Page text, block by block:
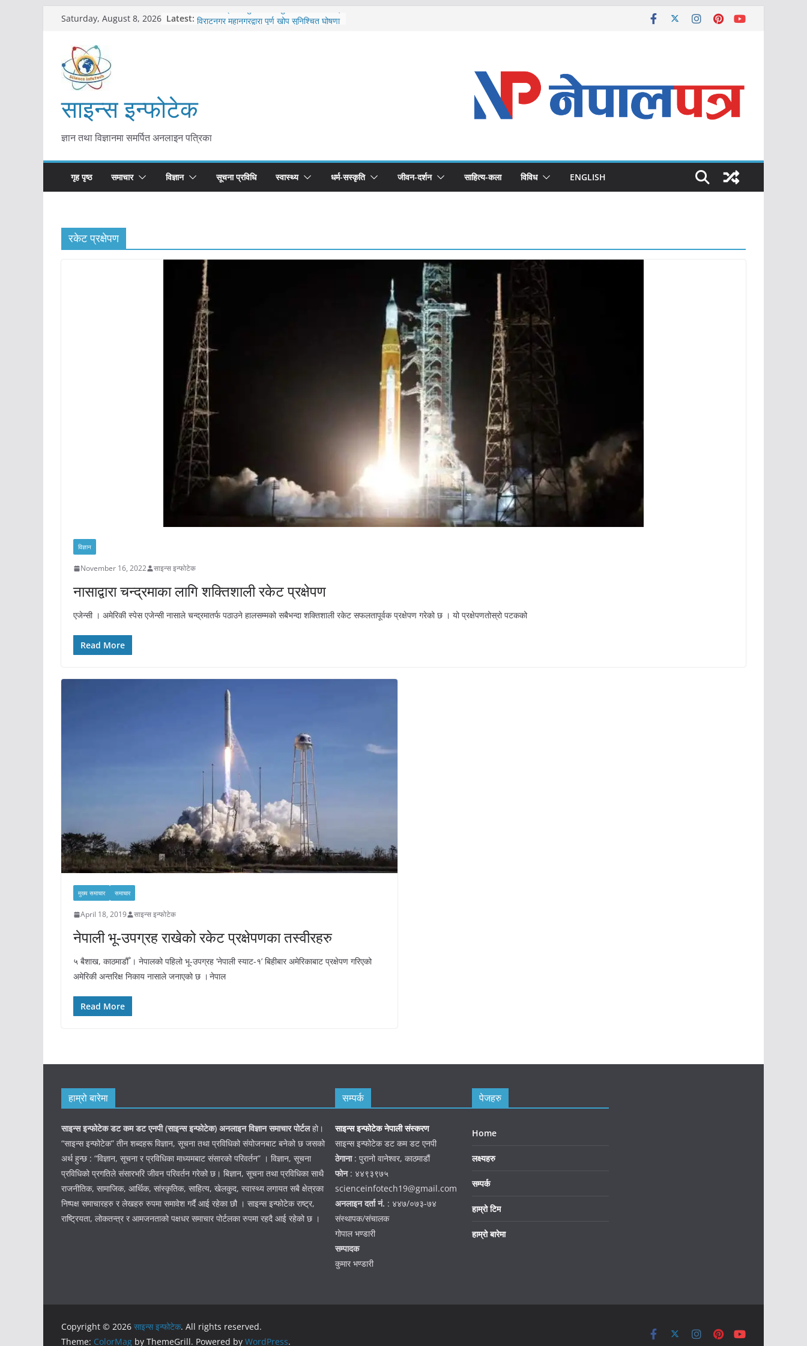
content
Saturday, August 8, 2026 Latest: कोरोना संक्रमण पुष्टिपछि दार्चुलाका सीमामा कडाइ
काभ्रेपलाञ्चोकमा आयुर्वेद स्वास्थ्योपचारतर्फ
साइन्स इन्फोटेक
ज्ञान तथा विज्ञानमा समर्पित अनलाइन पत्रिका
गृह पृष्ठ समाचार विज्ञान सूचना प्रविधि स्वास्थ्य धर्म-सस्कृति जीवन-दर्शन साहित्य-कला विविध ENGLISH
रकेट प्रक्षेपण
विज्ञान
November 16, 2022 साइन्स इन्फोटेक
नासाद्वारा चन्द्रमाका लागि शक्तिशाली रकेट प्रक्षेपण
एजेन्सी । अमेरिकी स्पेस एजेन्सी नासाले चन्द्रमातर्फ पठाउने हालसम्मको सबैभन्दा शक्तिशाली रकेट सफलतापूर्वक प्रक्षेपण गरेको छ । यो प्रक्षेपणतोस्रो पटकको
Read More
मुख्य समाचार समाचार
April 18, 2019 साइन्स इन्फोटेक
नेपाली भू-उपग्रह राखेको रकेट प्रक्षेपणका तस्वीरहरु
५ बैशाख, काठमाडौँ । नेपालको पहिलो भू-उपग्रह ‘नेपाली स्याट-१’ बिहीबार अमेरिकाबाट प्रक्षेपण गरिएको
अमेरिकी अन्तरिक्ष निकाय नासाले जनाएको छ । नेपाल
Read More
हाम्रो बारेमा
साइन्स इन्फोटेक डट कम डट एनपी (साइन्सइन्फोटेक) अनलाइन विज्ञान समाचार पोर्टलहो।
“साइन्स इन्फोटेक” तीन शब्दहरू विज्ञान, सूचना तथा प्रविधिको संयोजनबाट बनेको छ जसको
अर्थ हुन्छ : “विज्ञान, सूचना र प्रविधिका माध्यमबाट संसारको परिवर्तन” । विज्ञान, सूचना
प्रविधिको प्रगतिले संसारभरि जीवन परिवर्तन गरेको छ। बिज्ञान, सूचना तथा प्रविधिका साथै
राजनीतिक, सामाजिक, आर्थिक, सांस्कृतिक, साहित्य, खेलकुद, स्वास्थ्य लगायत सबै क्षेत्रका
निष्पक्ष समाचारहरु र लेखहरु रुपमा समावेश गर्दै आई रहेका छौ । साइन्स इन्फोटेक राष्ट्र,
राष्ट्रियता, लोकतन्त्र र आमजनताको पक्षधर समाचार पोर्टलका रुपमा रहदै आई रहेको छ ।
सम्पर्क
साइन्स इन्फोटेक नेपाली संस्करण
साइन्स इन्फोटेक डट कम डट एनपी
ठेगाना: पुरानो वानेश्वर, काठमाडौं
फोन: ४४९३९७५
scienceinfotech19@gmail.com
अनलाइन दर्ता नं. : ४४७/०७३-७४
संस्थापक/संचालक
गोपाल भण्डारी
सम्पादक
कुमार भण्डारी
पेजहरु
Home
लक्ष्यहरु
सम्पर्क
हाम्रो टिम
हाम्रो बारेमा
Copyright © 2026 साइन्स इन्फोटेक. All rights reserved.
Theme: ColorMag by ThemeGrill. Powered by WordPress.